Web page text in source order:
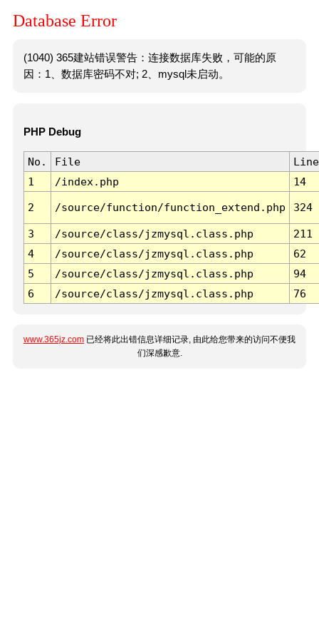
Database Error
(1040) 365建站错误警告：连接数据库失败，可能的原
因：1、数据库密码不对; 2、mysql未启动。
PHP Debug
No. File
Line
1
/index.php 14
2 /source/function/function_extend.php 324
3 /source/class/jzmysql.class.php
211
4
/source/class/jzmysql.class.php
62
5
/source/class/jzmysql.class.php
94
6
/source/class/jzmysql.class.php 76
www.365jz.com 已经将此出错信息详细记录, 由此给您带来的访问不便我
们深感歉意.